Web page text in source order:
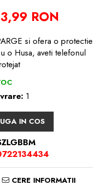
RON
si ofera o protectie
o Husa, aveti telefonul
1
IN COS
CERE INFORMATII